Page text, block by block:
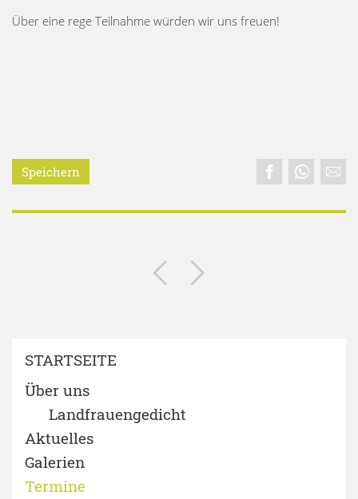
Über eine rege Teilnahme würden wir uns freuen!
Speichern
STARTSEITE
Über uns
Landfrauengedicht
Aktuelles
Galerien
Termine